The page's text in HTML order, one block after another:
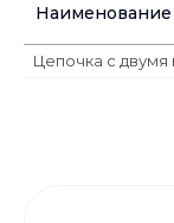
Наименование
Цепочка с двумя